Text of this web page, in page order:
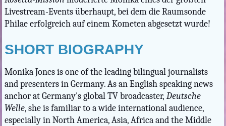
Livestream-Events überhaupt, bei dem die Raumsonde
Philae erfolgreich auf einem Kometen abgesetzt wurde!
SHORT BIOGRAPHY
Monika Jonesis one of the leading bilingual journalists
and presenters in Germany. As an English speaking news
anchor at Germany's global TV broadcaster, Deutsche
Welle, she is familiar to a wide international audience,
especially in North America, Asia, Africa and the Middle